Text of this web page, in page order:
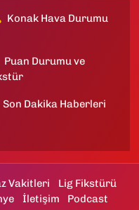
Konak Hava Durumu
Puan Durumu ve
Son Dakika Haberleri
Vakitleri
Lig Fikstürü
İletişim Podcast